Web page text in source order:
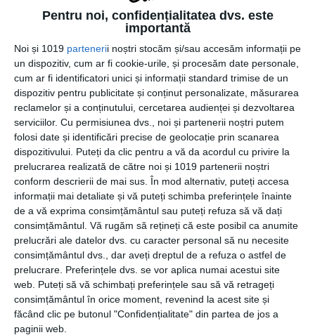
Pentru noi, confidențialitatea dvs. este
importantă
Noi și 1019 partenerii noștri stocăm și/sau accesăm informații pe
un dispozitiv, cum ar fi cookie-urile, și procesăm date personale,
cum ar fi identificatori unici și informații standard trimise de un
dispozitiv pentru publicitate și conținut personalizate, măsurarea
reclamelor și a conținutului, cercetarea audienței și dezvoltarea
serviciilor. Cu permisiunea dvs., noi și partenerii noștri putem
folosi date și identificări precise de geolocație prin scanarea
dispozitivului. Puteți da clic pentru a vă da acordul cu privire la
prelucrarea realizată de către noi și 1019 partenerii noștri
conform descrierii de mai sus. În mod alternativ, puteți accesa
informații mai detaliate și vă puteți schimba preferințele înainte
de a vă exprima consimțământul sau puteți refuza să vă dați
consimțământul. Vă rugăm să rețineți că este posibil ca anumite
prelucrări ale datelor dvs. cu caracter personal să nu necesite
consimțământul dvs., dar aveți dreptul de a refuza o astfel de
prelucrare. Preferințele dvs. se vor aplica numai acestui site
web. Puteți să vă schimbați preferințele sau să vă retrageți
consimțământul în orice moment, revenind la acest site și
făcând clic pe butonul "Confidențialitate" din partea de jos a
paginii web.
Este important sa le oferi suplimente, vitamine si
minerale daca vrei ca porumbeii tai sa aiba cele mai bune
capacitati. De asemenea, porumbeii au nevoie de
produse eficiente impotriva acarienilor aviari, capuselor,
paduchilor, mustelor, furnicilor, insectelor.
Unele dintre cele mai bune suplimente pentru porumbei
sunt uleiurile din plante de cea mai buna calitate, cu adaos
de vitamina C si Zinc, care sustin functiile fiziologice ale
tractului respirator si suplimentele cu electroliti, vitamine
si amino-acizi care asigura o recuperare rapida dupa zbor,
dupa tratamentul cu antibiotice sau dupa perioadele de
stres. Aceasta combinatie unica de vitamine si electroliti
este ideala si pentru sezonul de imperechere, in cazul in
care porumbeii scad in greutate sau in urma unor
schimbari bruste in alimentatie.
De asemenea, pentru perioada naparlirii si nu numai, este
indicat sa se foloseasca un supliment care sa contribuie la
un penaj sanatos si stralucitor. Astfel de produse contin